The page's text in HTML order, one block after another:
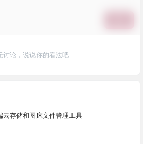
讨论，说说你的看法吧
云存储和图床文件管理工具